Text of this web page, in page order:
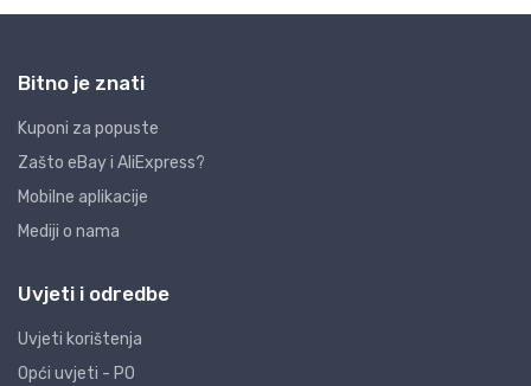
Bitno je znati
Kuponi za popuste
Zašto eBay i AliExpress?
Mobilne aplikacije
Mediji o nama
Uvjeti i odredbe
Uvjeti korištenja
Opći uvjeti - PO